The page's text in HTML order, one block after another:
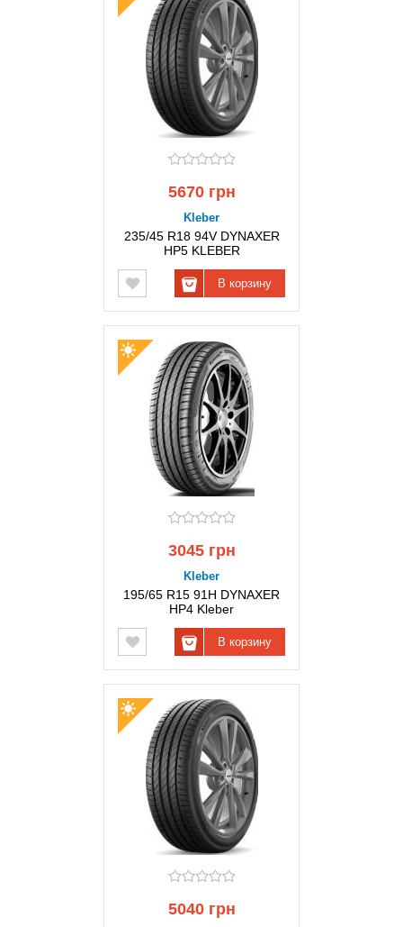
5670 грн
Kleber
235/45 R18 94V DYNAXER
HP5 KLEBER
В корзину
3045 грн
Kleber
195/65 R15 91H DYNAXER
HP4 Kleber
В корзину
5040 грн